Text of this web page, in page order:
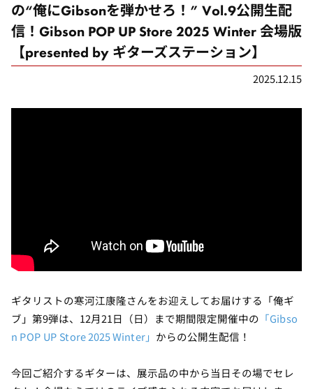
の“俺にGibsonを弾かせろ！” Vol.9公開生配
信！Gibson POP UP Store 2025 Winter 会場版
【presented by ギターズステーション】
2025.12.15
ギタリストの寒河江康隆さんをお迎えしてお届けする「俺ギ
ブ」第9弾は、12月21日（日）まで期間限定開催中の 「Gibso
n POP UP Store 2025 Winter」 からの公開生配信！
今回ご紹介するギターは、展示品の中から当日その場でセレ